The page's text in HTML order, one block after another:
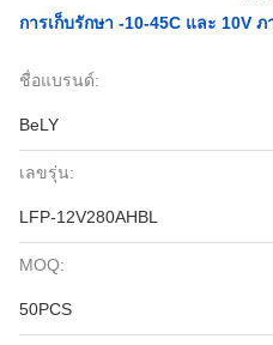
การเก็บรักษา -10-45C และ 10V
ชื่อแบรนด์:
BeLY
เลขรุ่น:
LFP-12V280AHBL
MOQ:
50PCS